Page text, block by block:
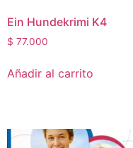
Ein Hundekrimi K4
$ 77.000
Añadir al carrito